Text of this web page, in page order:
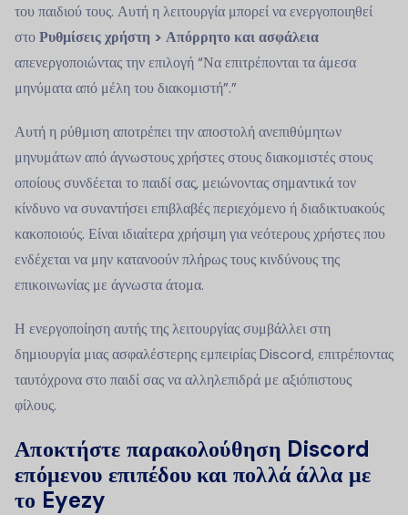
του παιδιού τους. Αυτή η λειτουργία μπορεί να ενεργοποιηθεί
στοΡυθμίσεις χρήστη > Απόρρητο και ασφάλεια
απενεργοποιώντας την επιλογή “Να επιτρέπονται τα άμεσα
μηνύματα από μέλη του διακομιστή”.”
Αυτή η ρύθμιση αποτρέπει την αποστολή ανεπιθύμητων
μηνυμάτων από άγνωστους χρήστες στους διακομιστές στους
οποίους συνδέεται το παιδί σας, μειώνοντας σημαντικά τον
κίνδυνο να συναντήσει επιβλαβές περιεχόμενο ή διαδικτυακούς
κακοποιούς. Είναι ιδιαίτερα χρήσιμη για νεότερους χρήστες που
ενδέχεται να μην κατανοούν πλήρως τους κινδύνους της
επικοινωνίας με άγνωστα άτομα.
Η ενεργοποίηση αυτής της λειτουργίας συμβάλλει στη
δημιουργία μιας ασφαλέστερης εμπειρίας Discord, επιτρέποντας
ταυτόχρονα στο παιδί σας να αλληλεπιδρά με αξιόπιστους
φίλους.
Αποκτήστε παρακολούθηση Discord
επόμενου επιπέδου και πολλά άλλα με
το Eyezy